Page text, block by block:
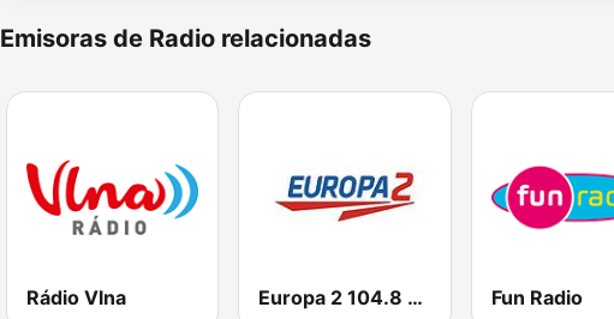
Emisoras de Radio relacionadas
Rádio Vlna Europa 2 104.8 FM Fun Radio